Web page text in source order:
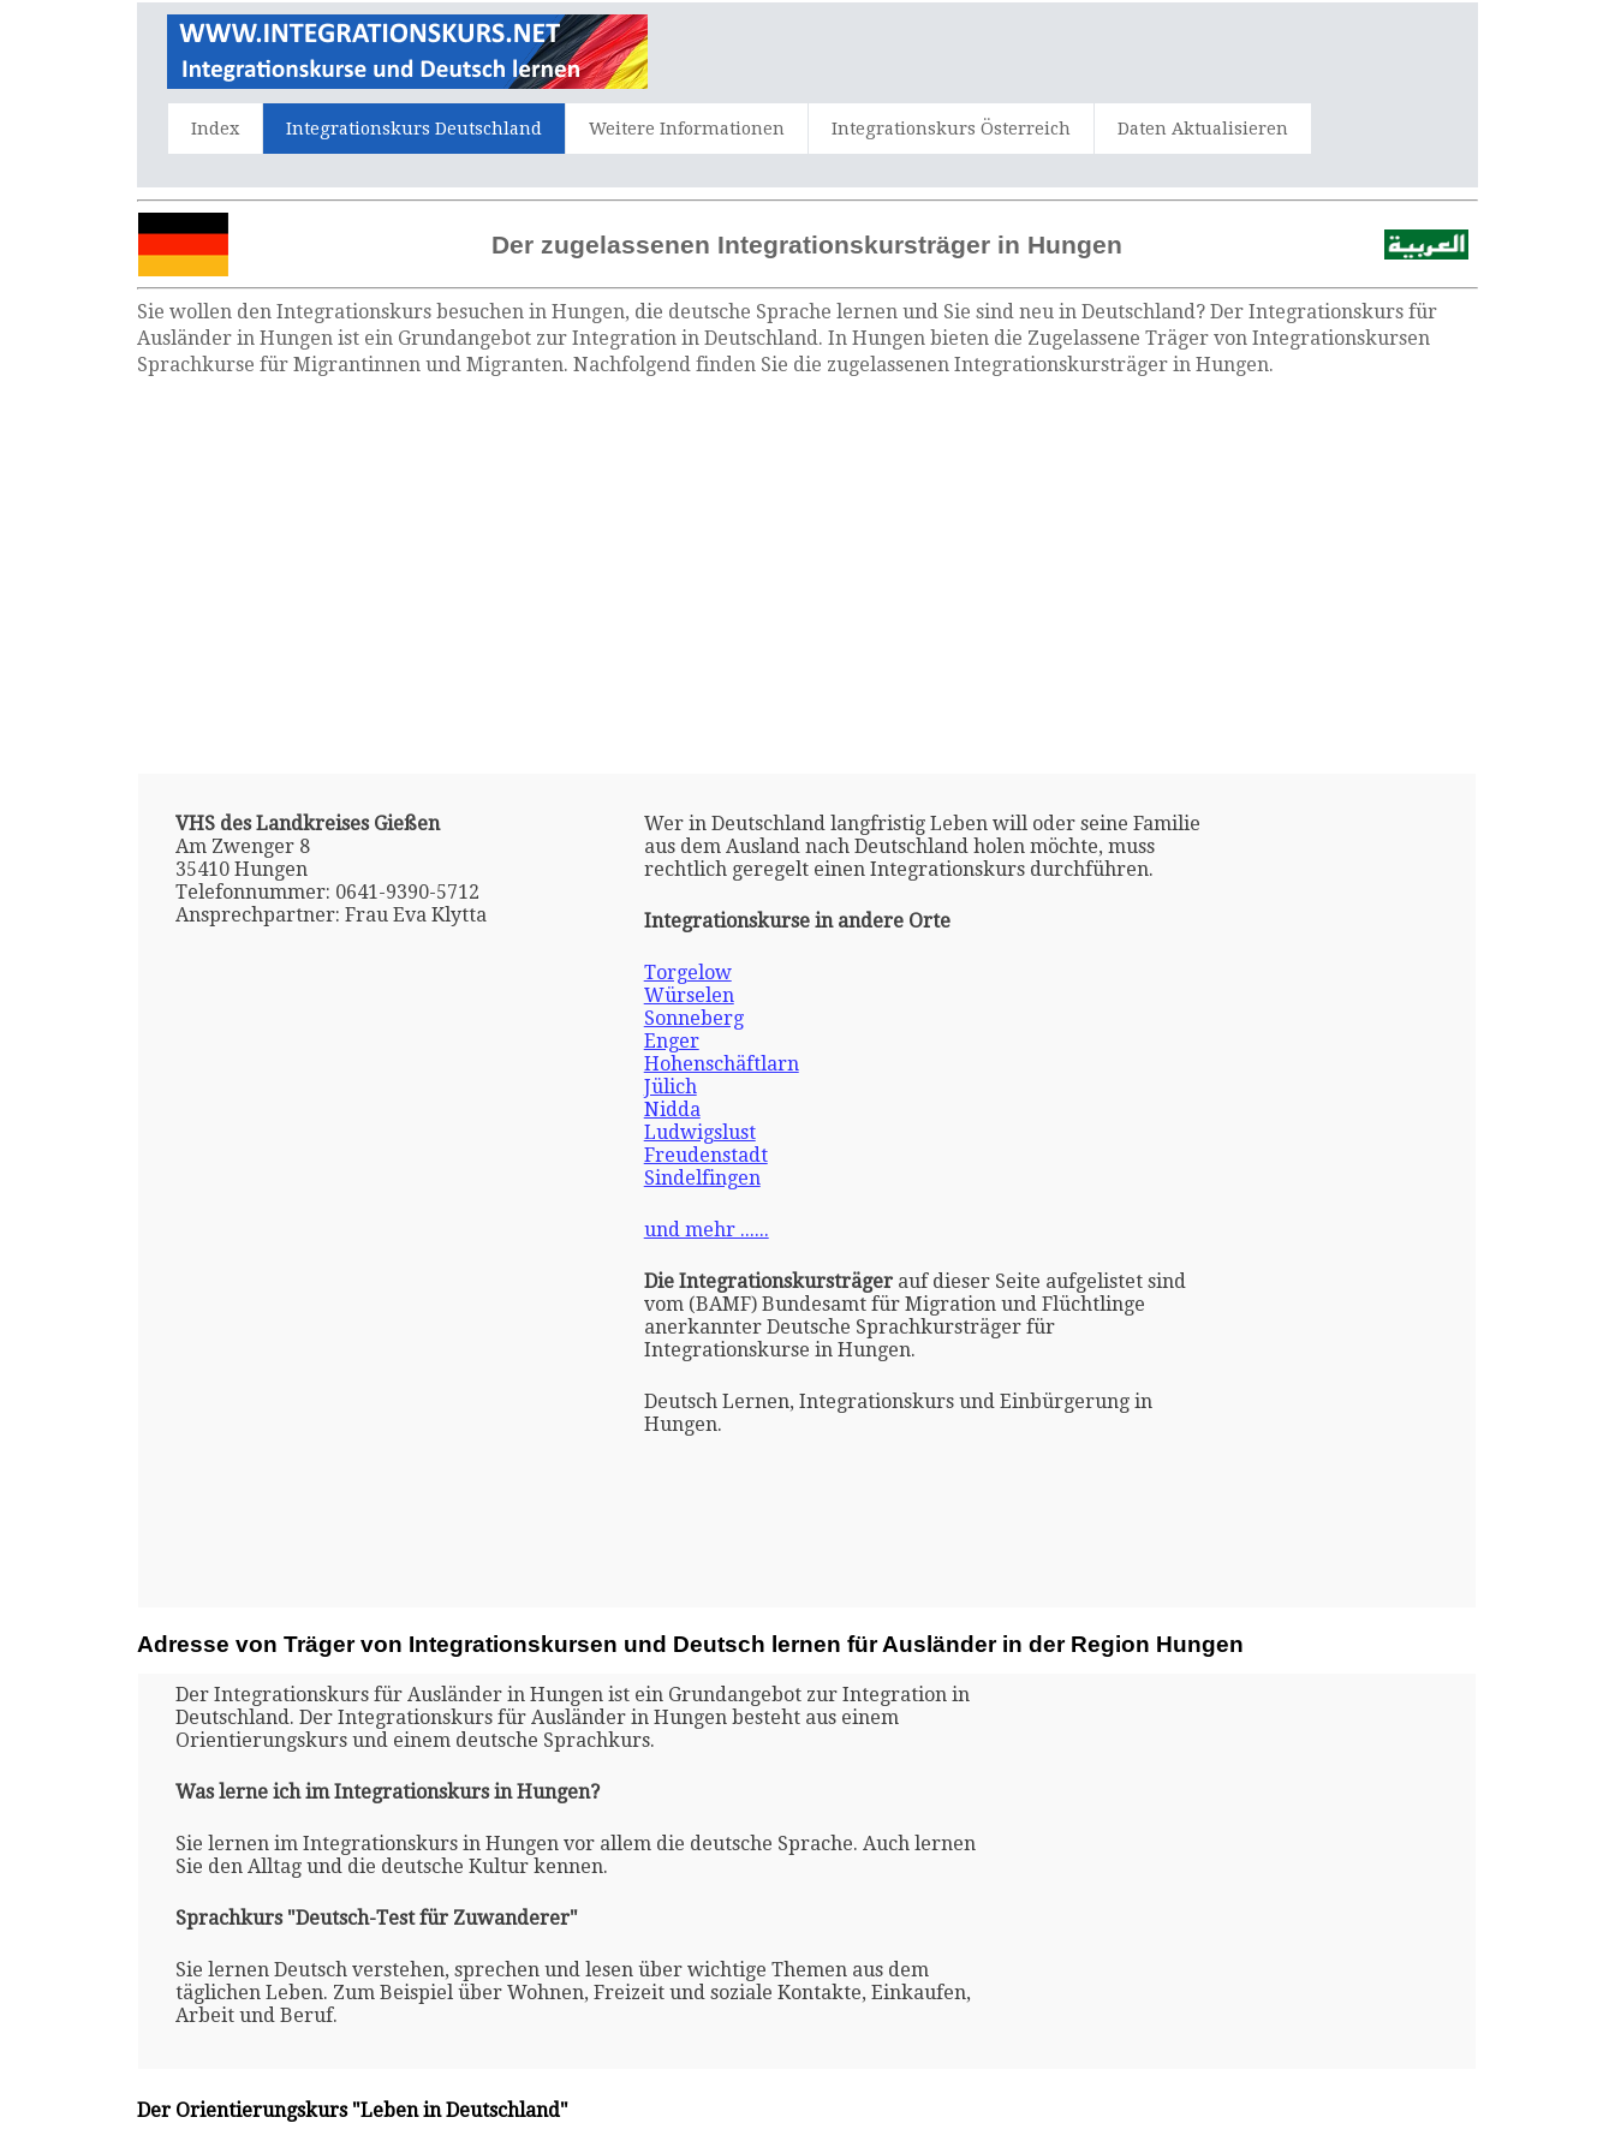
Index Integrationskurs Deutschland Weitere Informationen Integrationskurs Österreich Daten Aktualisieren
Der zugelassenen Integrationskursträger in Hungen
Sie wollen den Integrationskurs besuchen in Hungen, die deutsche Sprache lernen und Sie sind neu in Deutschland? Der Integrationskurs für
Ausländer in Hungen ist ein Grundangebot zur Integration in Deutschland. In Hungen bieten die Zugelassene Träger von Integrationskursen
Sprachkurse für Migrantinnen und Migranten. Nachfolgend finden Sie die zugelassenen Integrationskursträger in Hungen.
VHS des Landkreises Gießen
Am Zwenger 8
35410 Hungen
Telefonnummer: 0641-9390-5712
Ansprechpartner: Frau Eva Klytta
Wer in Deutschland langfristig Leben will oder seine Familie
aus dem Ausland nach Deutschland holen möchte, muss
rechtlich geregelt einen Integrationskurs durchführen.
Integrationskurse in andere Orte
Torgelow
Würselen
Sonneberg
Enger
Hohenschäftlarn
Jülich
Nidda
Ludwigslust
Freudenstadt
Sindelfingen
und mehr ......
Die Integrationskursträgerauf dieser Seite aufgelistet sind
vom (BAMF) Bundesamt für Migration und Flüchtlinge
anerkannter Deutsche Sprachkursträger für
Integrationskurse in Hungen.
Deutsch Lernen, Integrationskurs und Einbürgerung in
Hungen.
Adresse von Träger von Integrationskursen und Deutsch lernen für Ausländer in der Region Hungen
Der Integrationskurs für Ausländer in Hungen ist ein Grundangebot zur Integration in
Deutschland. Der Integrationskurs für Ausländer in Hungen besteht aus einem
Orientierungskurs und einem deutsche Sprachkurs.
Was lerne ich im Integrationskurs in Hungen?
Sie lernen im Integrationskurs in Hungen vor allem die deutsche Sprache. Auch lernen
Sie den Alltag und die deutsche Kultur kennen.
Sprachkurs "Deutsch-Test für Zuwanderer"
Sie lernen Deutsch verstehen, sprechen und lesen über wichtige Themen aus dem
täglichen Leben. Zum Beispiel über Wohnen, Freizeit und soziale Kontakte, Einkaufen,
Arbeit und Beruf.
Der Orientierungskurs "Leben in Deutschland"